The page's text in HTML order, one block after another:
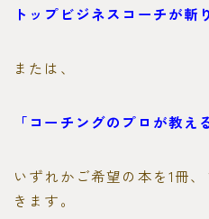
トップビジネスコーチが斬
または、
「コーチングのプロが教
いずれかご希望の本を1冊
きます。